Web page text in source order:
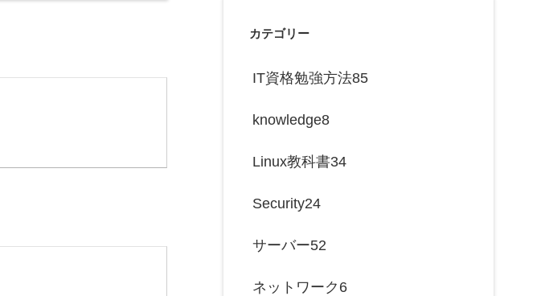
カテゴリー
IT資格勉強方法85
knowledge8
Linux教科書34
Security24
サーバー52
ネットワーク 6